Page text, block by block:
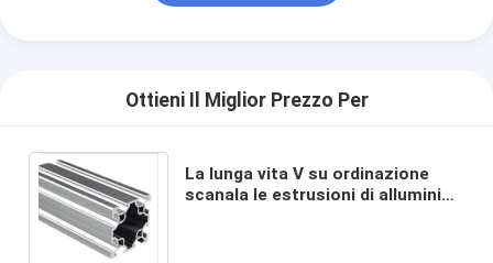
Ottieni Il Miglior Prezzo Per
La lunga vita V su ordinazione
scanala le estrusioni di alluminio